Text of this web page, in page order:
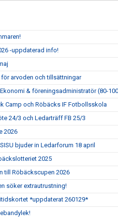
-uppdaterad info!
arvoden och tillsättningar
& föreningsadministratör (80-
Camp och Röbäcks IF Fotbollsskola
24/3 och Ledarträff FB 25/3
2026
bjuder in Ledarforum 18 april
2025
till Röbäckscupen 2026
söker extrautrustning!
*uppdaterat 260129*